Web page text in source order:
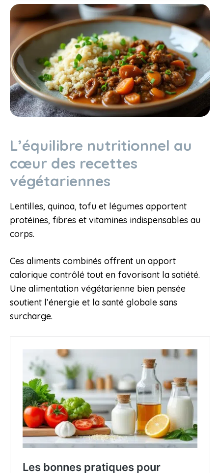
L’équilibre nutritionnel au
cœur des recettes
végétariennes
Lentilles, quinoa, tofu et légumes apportent
protéines, fibres et vitamines indispensables au
corps.
Ces aliments combinés offrent un apport
calorique contrôlé tout en favorisant la satiété.
Une alimentation végétarienne bien pensée
soutient l’énergie et la santé globale sans
surcharge.